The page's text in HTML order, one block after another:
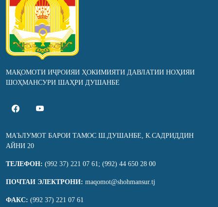
МАҚОМОТИ ИҶРОИЯИ ҲОКИМИЯТИ ДАВЛАТИИ НОҲИЯИ
ШОҲМАНСУРИ ШАҲРИ ДУШАНБЕ
МАЪЛУМОТ БАРОИ ТАМОС Ш.ДУШАНБЕ, К.САДРИДДИН
АЙНИ 20
ТЕЛЕФОН: (992 37) 221 07 61; (992) 44 650 28 00
ПОЧТАИ ЭЛЕКТРОНИ: maqomot@shohmansur.tj
ФАКС: (992 37) 221 07 61